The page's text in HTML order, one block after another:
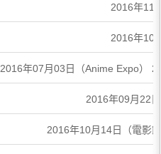
2016年11
2016年10
2016年07月03日（Anime Expo）
2016年09月22
2016年10月14日（電影